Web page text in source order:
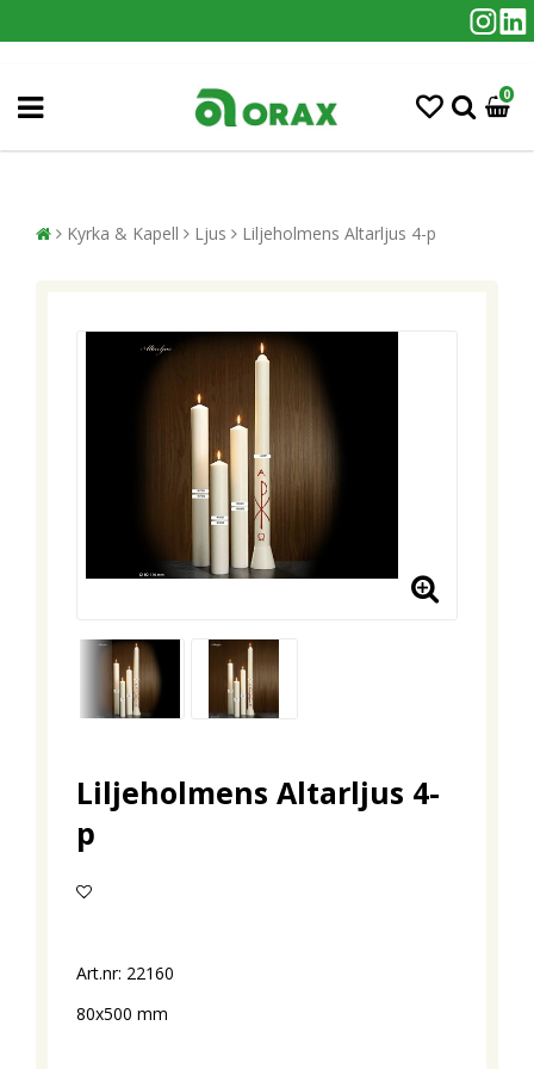
0
Kyrka & Kapell Ljus Liljeholmens Altarljus 4-p
Liljeholmens Altarljus 4-
p
Art.nr: 22160
80x500 mm